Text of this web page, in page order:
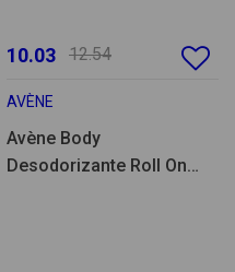
10.03 12.54
AVÈNE
Avène Body
Desodorizante Roll On